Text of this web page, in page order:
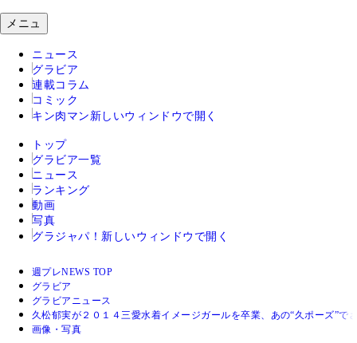
メニュ
ニュース
グラビア
連載コラム
コミック
キン肉マン 新しいウィンドウで開く
トップ
グラビア一覧
ニュース
ランキング
動画
写真
グラジャパ！ 新しいウィンドウで開く
週プレNEWS TOP
グラビア
グラビアニュース
久松郁実が２０１４三愛水着イメージガールを卒業、あの“久ポーズ”で
画像・写真